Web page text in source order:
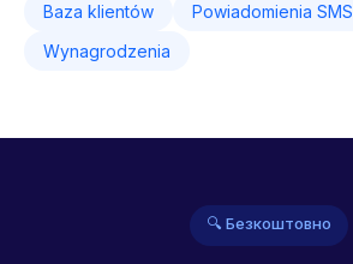
Baza klientów
Powiadomienia SMS
Wynagrodzenia
🔍 Безкоштовно